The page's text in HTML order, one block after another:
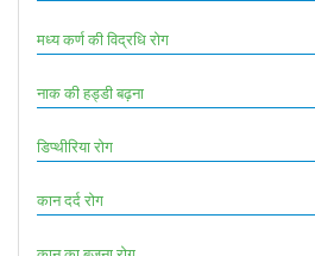
मध्य कर्ण की विद्रधि रोग
नाक की हड्डी बढ़ना
डिप्थीरिया रोग
कान दर्द रोग